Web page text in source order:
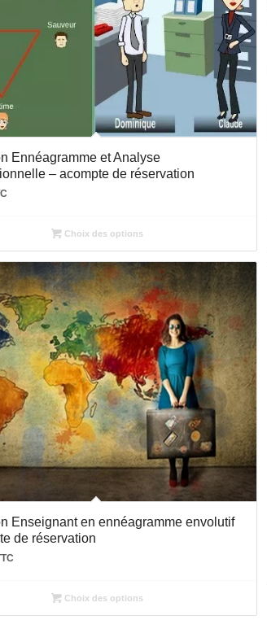
Ennéagramme et Analyse
– acompte de réservation
Choix des options
Enseignant en ennéagramme envolutif
de réservation
Choix des options